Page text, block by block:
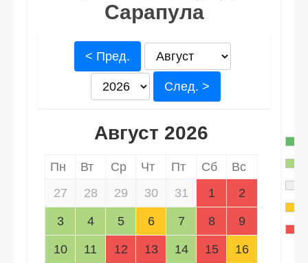
Сарапула
< Пред.
След. >
Август 2026
Пн Вт Ср Чт Пт Сб
Вс
27
28 29 30 31 1 2
3 4 5 6 7 8 9
10 11 12 13 14 15 16